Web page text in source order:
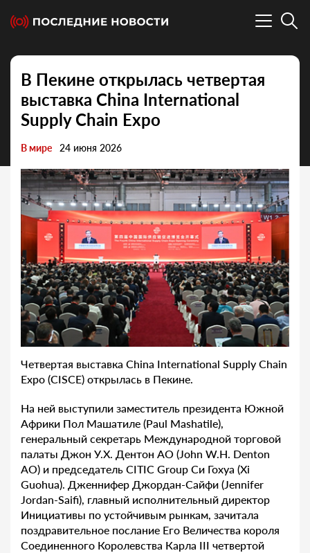
В Пекине открылась четвертая
выставка China International
Supply Chain Expo
В мире 24 июня 2026
Четвертая выставка China International Supply Chain
Expo (CISCE) открылась в Пекине.
На ней выступили заместитель президента Южной
Африки Пол Машатиле (Paul Mashatile),
генеральный секретарь Международной торговой
палаты Джон У.Х. Дентон АО (John W.H. Denton
AO) и председатель CITIC Group Си Гохуа (Xi
Guohua). Дженнифер Джордан-Сайфи (Jennifer
Jordan-Saifi), главный исполнительный директор
Инициативы по устойчивым рынкам, зачитала
поздравительное послание Его Величества короля
Соединенного Королевства Карла III четвертой